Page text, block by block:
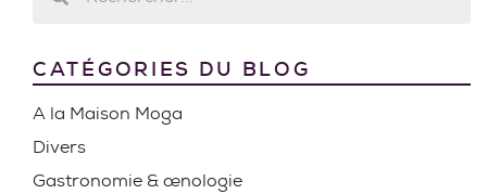
CATÉGORIES DU BLOG
A la Maison Moga
Divers
Gastronomie & œnologie